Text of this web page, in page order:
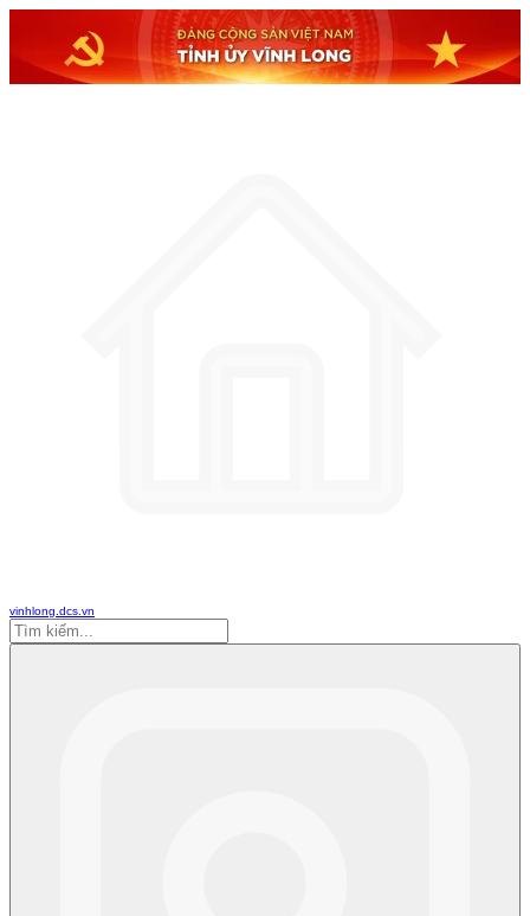
vinhlong.dcs.vn